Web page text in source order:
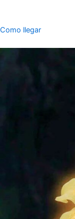
Como llegar